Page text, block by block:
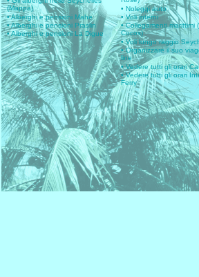
(Mappa)
• Alberghi e pensioni Mahe
• Alberghi e pensioni Praslin
• Alberghi e pensioni La Digue
• Noleggi auto
• Voli interni
• Collegamenti marittimi
Cocos)
• Voli lungo raggio
• Organizzare il suo
line
• Vedere tutti gli orari
• Vedere tutti gli orari
Ferry